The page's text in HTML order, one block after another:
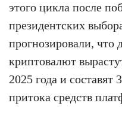
этого цикла после
президентских
прогнозировали, что
криптовалют
2025 года и составят
притока средств